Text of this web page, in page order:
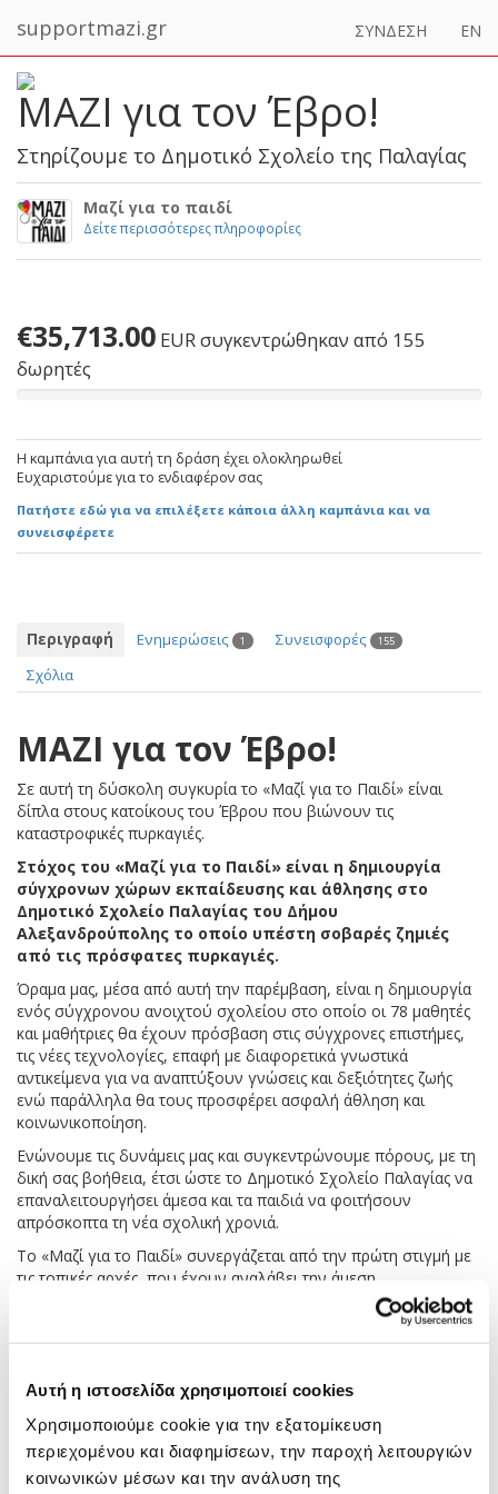
Αυτή η ιστοσελίδα χρησιμοποιεί cookies
Χρησιμοποιούμε cookie για την εξατομίκευση
περιεχομένου και διαφημίσεων, την παροχή λειτουργιών
κοινωνικών μέσων και την ανάλυση της
supportmazi.gr ΣΥΝΔΕΣΗ EN
MAZI για τον Έβρο!
Στηρίζουμε το Δημοτικό Σχολείο της Παλαγίας
Μαζί για το παιδί
Δείτε περισσότερες πληροφορίες
€35,713.00 EURσυγκεντρώθηκαν από 155
δωρητές
Η καμπάνια για αυτή τη δράση έχει ολοκληρωθεί
Ευχαριστούμε για το ενδιαφέρον σας
Πατήστε εδώ για να επιλέξετε κάποια άλλη καμπάνια και να
συνεισφέρετε
Περιγραφή Ενημερώσεις 1 Συνεισφορές 155
Σχόλια
ΜΑΖΙ για τον Έβρο!
Σε αυτή τη δύσκολη συγκυρία το «Μαζί για το Παιδί» είναι
δίπλα στους κατοίκους του Έβρου που βιώνουν τις
καταστροφικές πυρκαγιές.
Στόχος του «Μαζί για το Παιδί» είναι η δημιουργία
σύγχρονων χώρων εκπαίδευσης και άθλησης στο
Δημοτικό Σχολείο Παλαγίας του Δήμου
Αλεξανδρούπολης το οποίο υπέστη σοβαρές ζημιές
από τις πρόσφατες πυρκαγιές.
Όραμα μας, μέσα από αυτή την παρέμβαση, είναι η δημιουργία
ενός σύγχρονου ανοιχτού σχολείου στο οποίο οι 78 μαθητές
και μαθήτριες θα έχουν πρόσβαση στις σύγχρονες επιστήμες,
τις νέες τεχνολογίες, επαφή με διαφορετικά γνωστικά
αντικείμενα για να αναπτύξουν γνώσεις και δεξιότητες ζωής
ενώ παράλληλα θα τους προσφέρει ασφαλή άθληση και
κοινωνικοποίηση.
Ενώνουμε τις δυνάμεις μας και συγκεντρώνουμε πόρους, με τη
δική σας βοήθεια, έτσι ώστε το Δημοτικό Σχολείο Παλαγίας να
επαναλειτουργήσει άμεσα και τα παιδιά να φοιτήσουν
απρόσκοπτα τη νέα σχολική χρονιά.
Tο «Μαζί για το Παιδί» συνεργάζεται από την πρώτη στιγμή με
τις τοπικές αρχές, που έχουν αναλάβει την άμεση
Σας καλούμε να συμμετάσχετε στην προσπάθεια μας
συμπληρώνοντας το ποσό της δωρεάς, με το οποίο επιθυμείτε
να συμβάλλετε. Μπορείτε να βοηθήσετε έστω και με ένα ευρώ.
Γιατί κάθε ευρώ μετράει!